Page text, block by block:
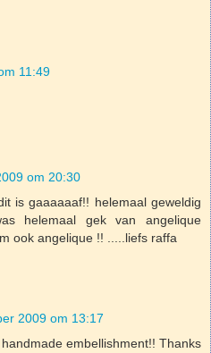
11:49
om 20:30
is gaaaaaaf!! helemaal geweldig
helemaal gek van angelique
ook angelique !! .....liefs raffa
2009 om 13:17
embellishment!! Thanks